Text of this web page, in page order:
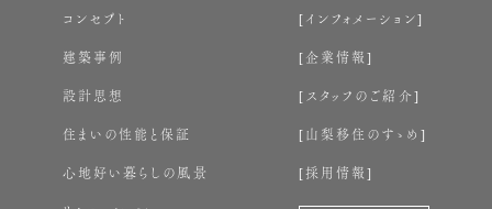
コンセプト
建築事例
設計思想
住まいの性能と保証
心地好い暮らしの風景
インフォメーション
企業情報
スタッフのご紹介
山梨移住のすゝめ
採用情報